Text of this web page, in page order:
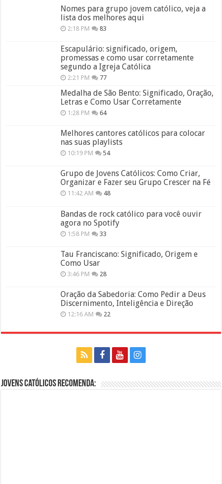
Nomes para grupo jovem católico, veja a
lista dos melhores aqui
2:18 PM 83
Escapulário: significado, origem,
promessas e como usar corretamente
segundo a Igreja Católica
2:21 PM 77
Medalha de São Bento: Significado, Oração,
Letras e Como Usar Corretamente
1:28 PM 64
Melhores cantores católicos para colocar
nas suas playlists
10:19 PM 54
Grupo de Jovens Católicos: Como Criar,
Organizar e Fazer seu Grupo Crescer na Fé
11:42 AM 48
Bandas de rock católico para você ouvir
agora no Spotify
1:58 PM 33
Tau Franciscano: Significado, Origem e
Como Usar
3:46 PM 28
Oração da Sabedoria: Como Pedir a Deus
Discernimento, Inteligência e Direção
12:16 AM 22
Jovens Católicos Recomenda: